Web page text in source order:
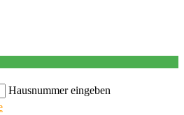
Hausnummer eingeben